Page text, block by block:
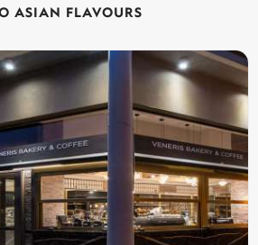
ASIAN FLAVOURS